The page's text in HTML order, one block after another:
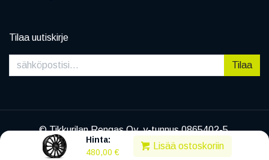
Hinta:
480,00 €
Lisää ostoskoriin
Tilaa uutiskirje
Tilaa
© Tikkurilan Rengas Oy, y-tunnus 0865402-5
|Tietosuojaseloste